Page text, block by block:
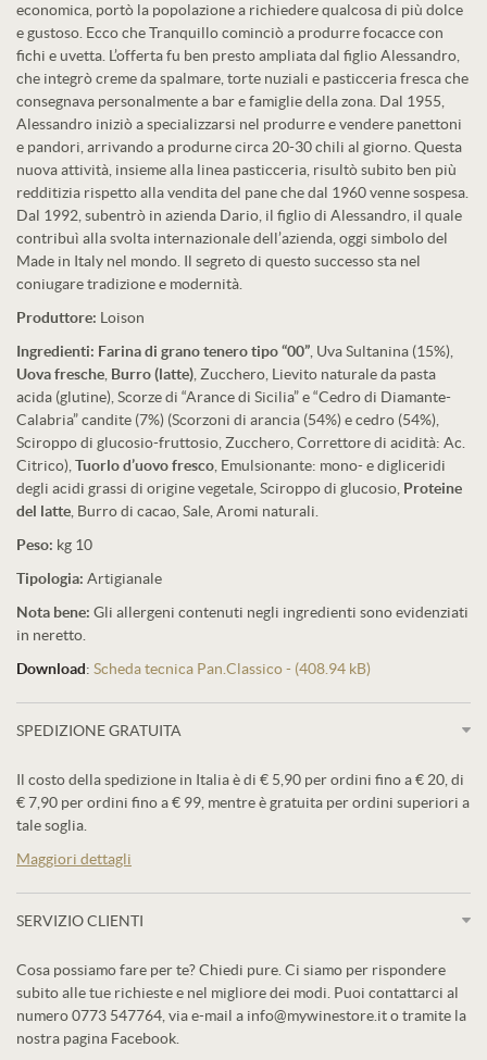
economica, portò la popolazione a richiedere qualcosa di più dolce
e gustoso. Ecco che Tranquillo cominciò a produrre focacce con
fichi e uvetta. L’offerta fu ben presto ampliata dal figlio Alessandro,
che integrò creme da spalmare, torte nuziali e pasticceria fresca che
consegnava personalmente a bar e famiglie della zona. Dal 1955,
Alessandro iniziò a specializzarsi nel produrre e vendere panettoni
e pandori, arrivando a produrne circa 20-30 chili al giorno. Questa
nuova attività, insieme alla linea pasticceria, risultò subito ben più
redditizia rispetto alla vendita del pane che dal 1960 venne sospesa.
Dal 1992, subentrò in azienda Dario, il figlio di Alessandro, il quale
contribuì alla svolta internazionale dell’azienda, oggi simbolo del
Made in Italy nel mondo. Il segreto di questo successo sta nel
coniugare tradizione e modernità.
Produttore: Loison
Ingredienti: Farina di grano tenero tipo “00” , Uva Sultanina (15%),
Uova fresche Burro (latte) , Zucchero, Lievito naturale da pasta
acida (glutine), Scorze di “Arance di Sicilia” e “Cedro di Diamante-
Calabria” candite (7%) (Scorzoni di arancia (54%) e cedro (54%),
Sciroppo di glucosio-fruttosio, Zucchero, Correttore di acidità: Ac.
Citrico), Tuorlo d’uovo fresco , Emulsionante: mono- e digliceridi
degli acidi grassi di origine vegetale, Sciroppo di glucosio, Proteine
del latte , Burro di cacao, Sale, Aromi naturali.
Peso: kg 10
Tipologia: Artigianale
Nota bene: Gli allergeni contenuti negli ingredienti sono evidenziati
in neretto.
Download: Scheda tecnica Pan.Classico - (408.94 kB)
SPEDIZIONE GRATUITA
Il costo della spedizione in Italia è di € 5,90 per ordini fino a € 20, di
€ 7,90 per ordini fino a € 99, mentre è gratuita per ordini superiori a
tale soglia.
Maggiori dettagli
SERVIZIO CLIENTI
Cosa possiamo fare per te? Chiedi pure. Ci siamo per rispondere
subito alle tue richieste e nel migliore dei modi. Puoi contattarci al
numero 0773 547764, via e-mail a info@mywinestore.it o tramite la
nostra pagina Facebook.